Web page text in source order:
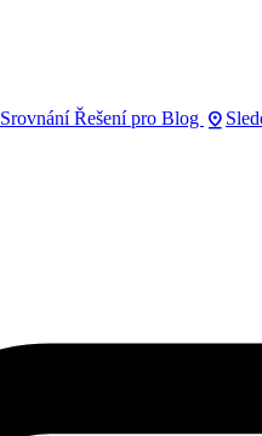
Srovnání Řešení pro Blog pin_drop